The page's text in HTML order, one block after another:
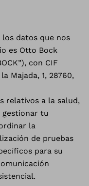
datos que nos
es Otto Bock
con CIF
Majada, 1, 28760,
relativos a la salud,
gestionar tu
la
de pruebas
para su